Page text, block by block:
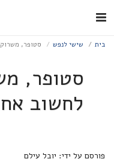
בית שישי לנפש סטופר,
סטופר,
לחשוב
פורסם על ידי: יובל עילם